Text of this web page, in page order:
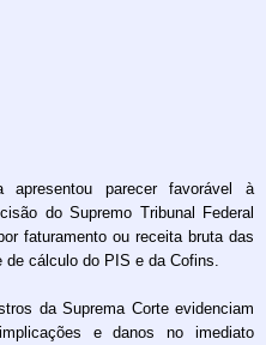
apresentou parecer favorável à
do Supremo Tribunal Federal
faturamento ou receita bruta das
cálculo do PIS e da Cofins.
da Suprema Corte evidenciam
e danos no imediato